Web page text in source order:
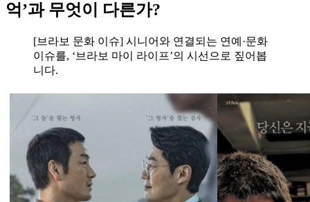
억’과 무엇이 다른가?
[브라보 문화 이슈] 시니어와 연결되는 연예·문화
이슈를, ‘브라보 마이 라이프’의 시선으로 짚어봅
니다.